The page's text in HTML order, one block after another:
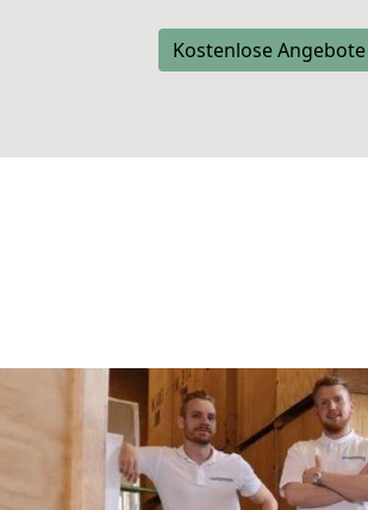
Kostenlose